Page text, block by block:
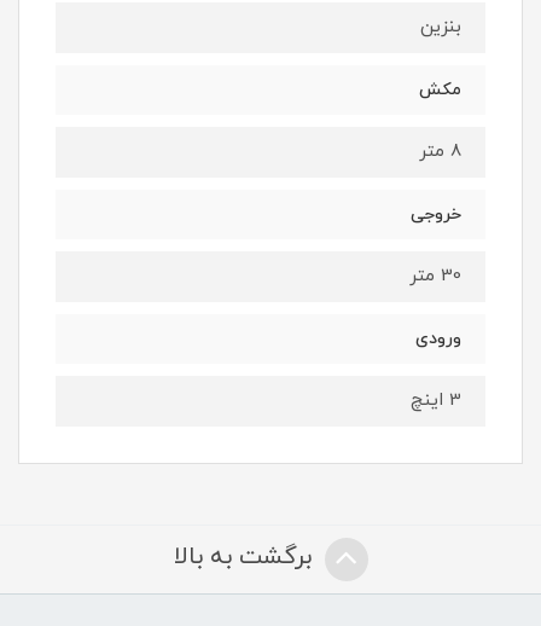
بنزین
مکش
8 متر
خروجی
30 متر
ورودی
3 اینچ
برگشت به بالا